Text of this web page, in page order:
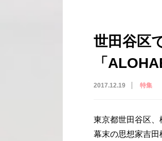
世田谷区
「
2017.12.19 特集
東京都世田谷区、
幕末の思想家吉田